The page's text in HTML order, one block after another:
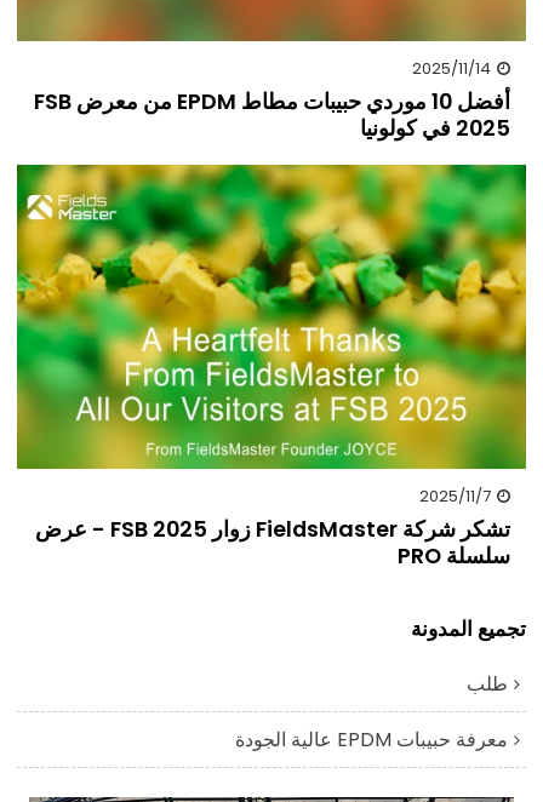
2025/11/14
أفضل 10 موردي حبيبات مطاط EPDM من معرض FSB
2025 في كولونيا
2025/11/7
تشكر شركة FieldsMaster زوار FSB 2025 - عرض
سلسلة PRO
تجميع المدونة
طلب
معرفة حبيبات EPDM عالية الجودة